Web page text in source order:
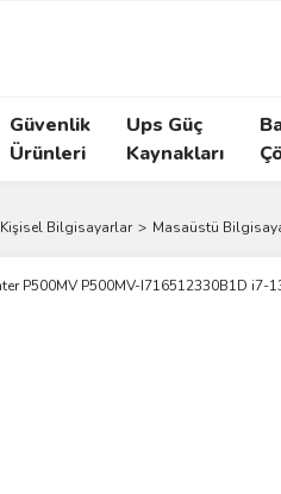
Güvenlik
Ürünleri
Ups Güç
Kaynakları
Kişisel Bilgisayarlar Masaüstü